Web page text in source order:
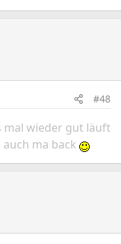
#48
mal wieder gut läuft
ma back